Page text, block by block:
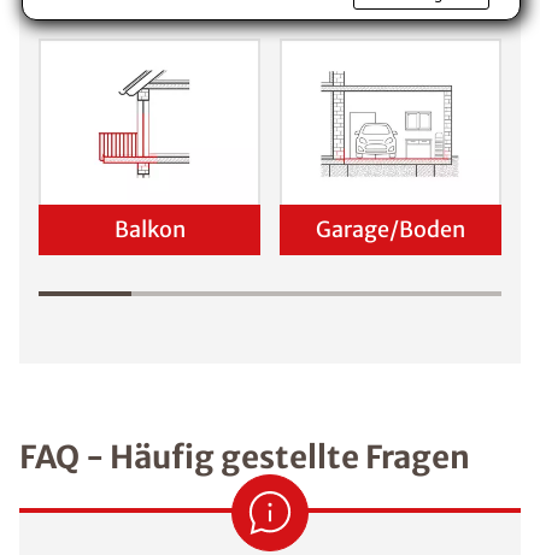
Balkon Garage/Boden
FAQ - Häufig gestellte Fragen